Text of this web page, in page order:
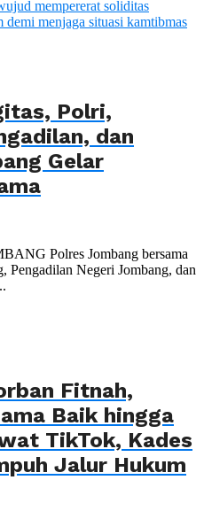
Polri,
dan
Gelar
Polres Jombang bersama
Pengadilan Negeri Jombang, dan
Fitnah,
Baik hingga
TikTok, Kades
Jalur Hukum